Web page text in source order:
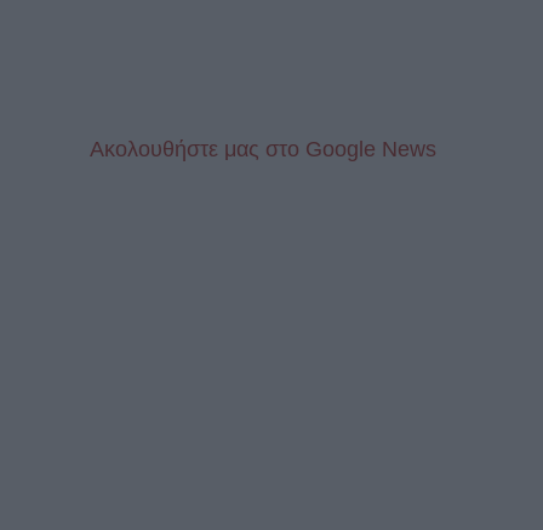
Aκολουθήστε μας στo Google News